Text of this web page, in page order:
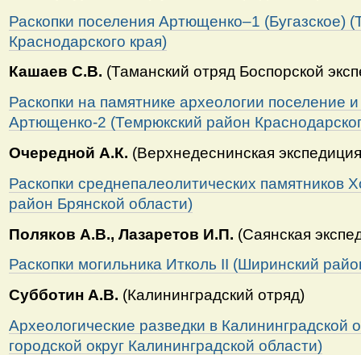
Раскопки поселения Артющенко–1 (Бугазское)
Краснодарского края)
Кашаев С.В. (Таманский отряд Боспорской
Раскопки на памятнике археологии поселение
Артющенко-2 (Темрюкский район
Очередной А.К. (Верхнедеснинская
Раскопки среднепалеолитических памятников
район Брянской области)
Поляков А.В., Лазаретов И.П. (Саянская
Раскопки могильника Итколь II (Ширинский
Субботин А.В. (Калининградский отряд)
Археологические разведки в Калининградской
городской округ Калининградской области)